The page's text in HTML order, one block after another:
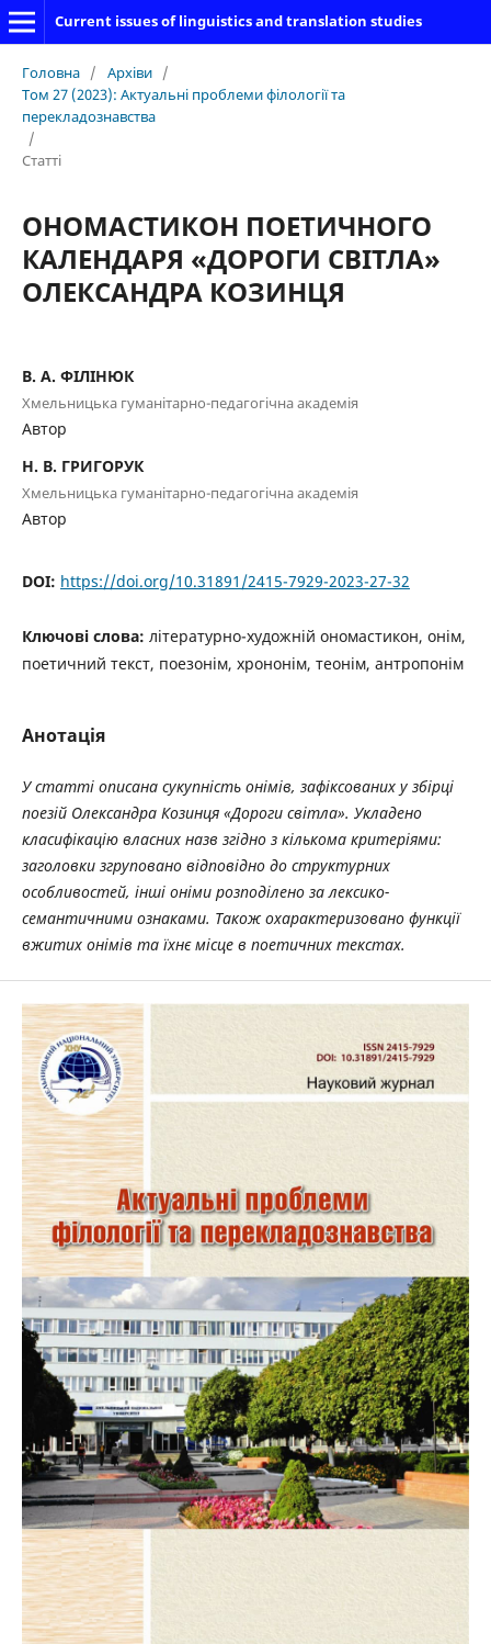
Current issues of linguistics and translation studies
Головна / Архіви /
Том 27 (2023): Актуальні проблеми філології та
перекладознавства
/
Статті
ОНОМАСТИКОН ПОЕТИЧНОГО
КАЛЕНДАРЯ «ДОРОГИ СВІТЛА»
ОЛЕКСАНДРА КОЗИНЦЯ
В. А. ФІЛІНЮК
Хмельницька гуманітарно-педагогічна академія
Автор
Н. В. ГРИГОРУК
Хмельницька гуманітарно-педагогічна академія
Автор
DOI: https://doi.org/10.31891/2415-7929-2023-27-32
Ключові слова: літературно-художній ономастикон, онім,
поетичний текст, поезонім, хрононім, теонім, антропонім
Анотація
У статті описана сукупність онімів, зафіксованих у збірці
поезій Олександра Козинця «Дороги світла». Укладено
класифікацію власних назв згідно з кількома критеріями:
заголовки згруповано відповідно до структурних
особливостей, інші оніми розподілено за лексико-
семантичними ознаками. Також охарактеризовано функції
вжитих онімів та їхнє місце в поетичних текстах.